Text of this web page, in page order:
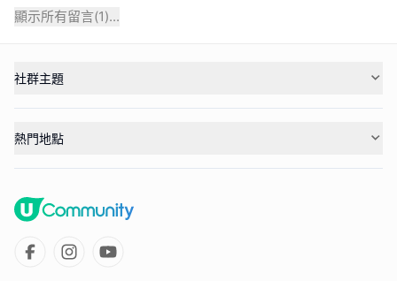
顯示所有留言(1)...
社群主題
熱門地點